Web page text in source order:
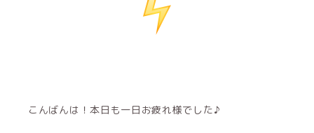
こんばんは！本日も一日お疲れ様でした♪